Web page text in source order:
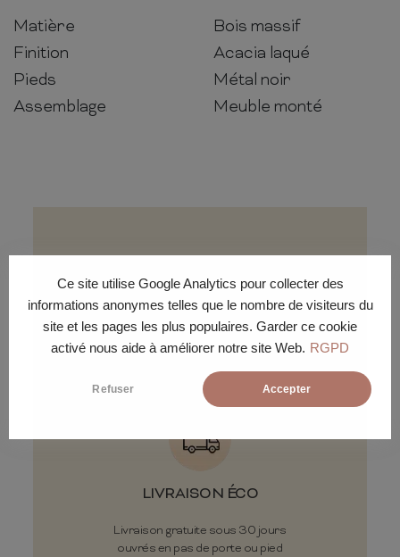
Ce site utilise Google Analytics pour collecter des
informations anonymes telles que le nombre de visiteurs du
site et les pages les plus populaires. Garder ce cookie
activé nous aide à améliorer notre site Web. RGPD
Refuser Accepter
Matière
Bois massif
Finition
Acacia laqué
Pieds
Métal noir
Assemblage
Meuble monté
Conditions de
livraison
LIVRAISON ÉCO
Livraison gratuite sous 30 jours
ouvrés en pas de porte ou pied